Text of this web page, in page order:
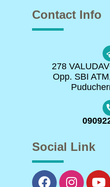
Contact Info
278
Opp. SBI
Social Link